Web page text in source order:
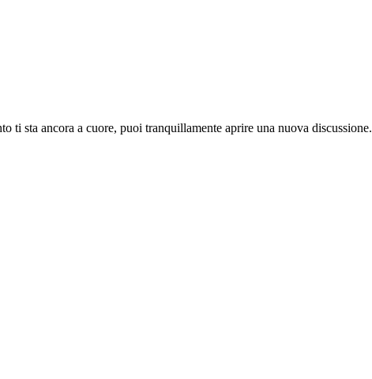
ti sta ancora a cuore, puoi tranquillamente aprire una nuova discussione.